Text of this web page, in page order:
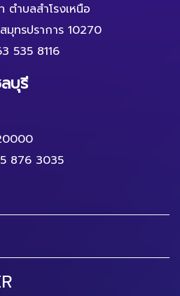
ำบลสำโรงเหนือ
มุทรปราการ 10270
535 8116
บุรี
876 3035